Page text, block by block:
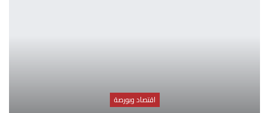
اقتصاد وبورصة